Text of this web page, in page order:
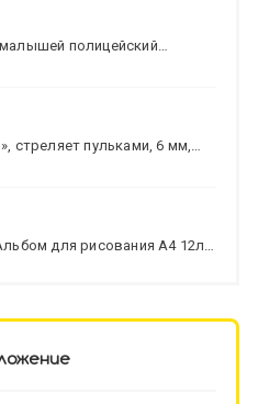
полицейский
стреляет пульками, 6 мм,
для рисования А4 12л.